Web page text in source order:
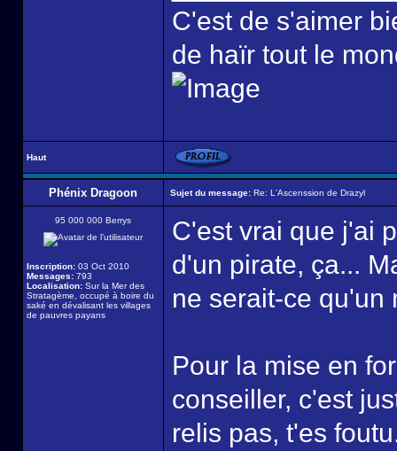
C'est de s'aimer
de haïr tout le
Haut
Phénix Dragoon Sujet du message: Re: L'Ascenssion de Drazyl
95 000 000 Berrys
Inscription: 03 Oct 2010
Messages: 793
Localisation: Sur la Mer des
Stratagème, occupé à boire du
saké en dévalisant les villages
de pauvres payans
C'est vrai que j'ai
d'un pirate, ça...
ne serait-ce qu'un
Pour la mise en
conseiller, c'est
relis pas, t'es